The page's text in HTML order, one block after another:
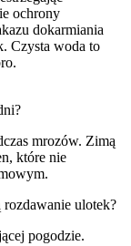
ochrony
dokarmiania
Czysta woda to
mrozów. Zimą
które nie
ulotek?
pogodzie.